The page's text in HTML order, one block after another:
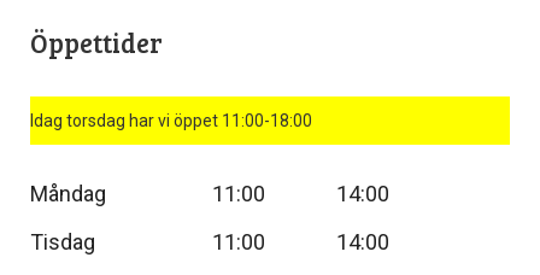
Öppettider
Idag torsdag har vi öppet 11:00-18:00
Måndag 11:00
14:00
Tisdag
11:00
14:00